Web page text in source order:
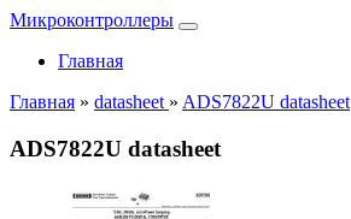
Микроконтроллеры
Главная
Главная » datasheet » ADS7822U datasheet
ADS7822U datasheet